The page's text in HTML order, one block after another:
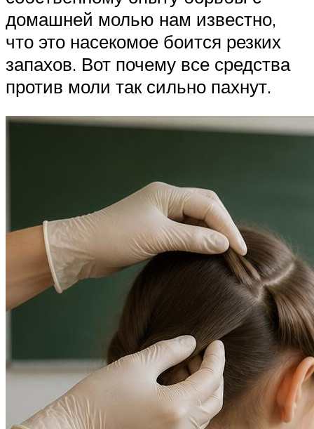
домашней молью нам известно,
что это насекомое боится резких
запахов. Вот почему все средства
против моли так сильно пахнут.